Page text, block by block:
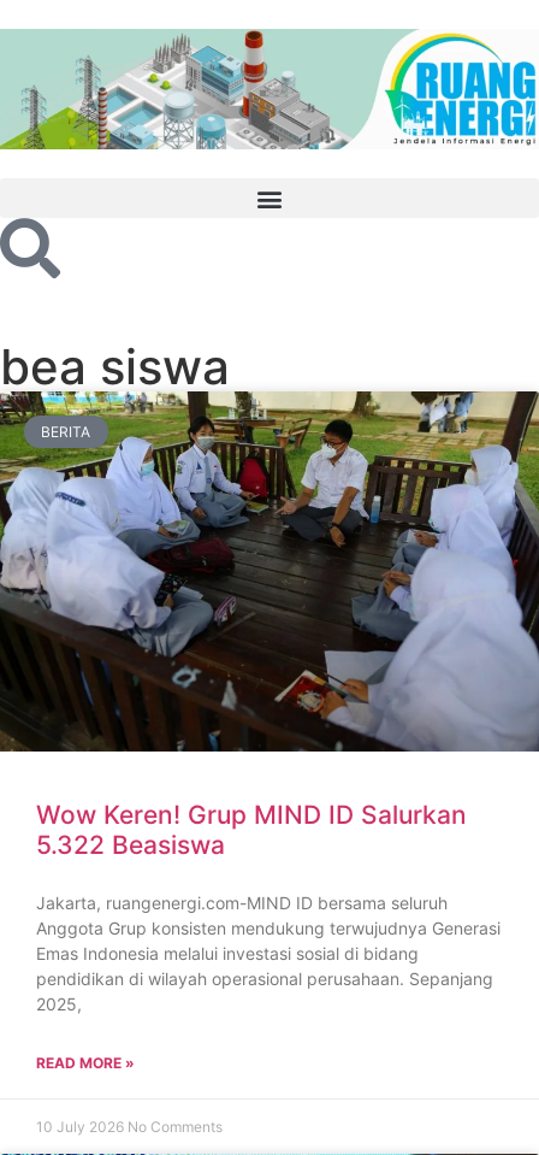
bea siswa
BERITA
Wow Keren! Grup MIND ID Salurkan
5.322 Beasiswa
Jakarta, ruangenergi.com-MIND ID bersama seluruh
Anggota Grup konsisten mendukung terwujudnya Generasi
Emas Indonesia melalui investasi sosial di bidang
pendidikan di wilayah operasional perusahaan. Sepanjang
2025,
READ MORE »
10 July 2026 No Comments